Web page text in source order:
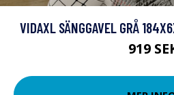
VIDAXL SÄNGGAVEL GRÅ
919